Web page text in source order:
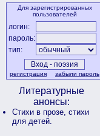
Для зарегистрированных
пользователей
логин:
пароль:
тип:
регистрация забыли пароль
Литературные
анонсы:
Стихи в прозе, стихи
для детей.